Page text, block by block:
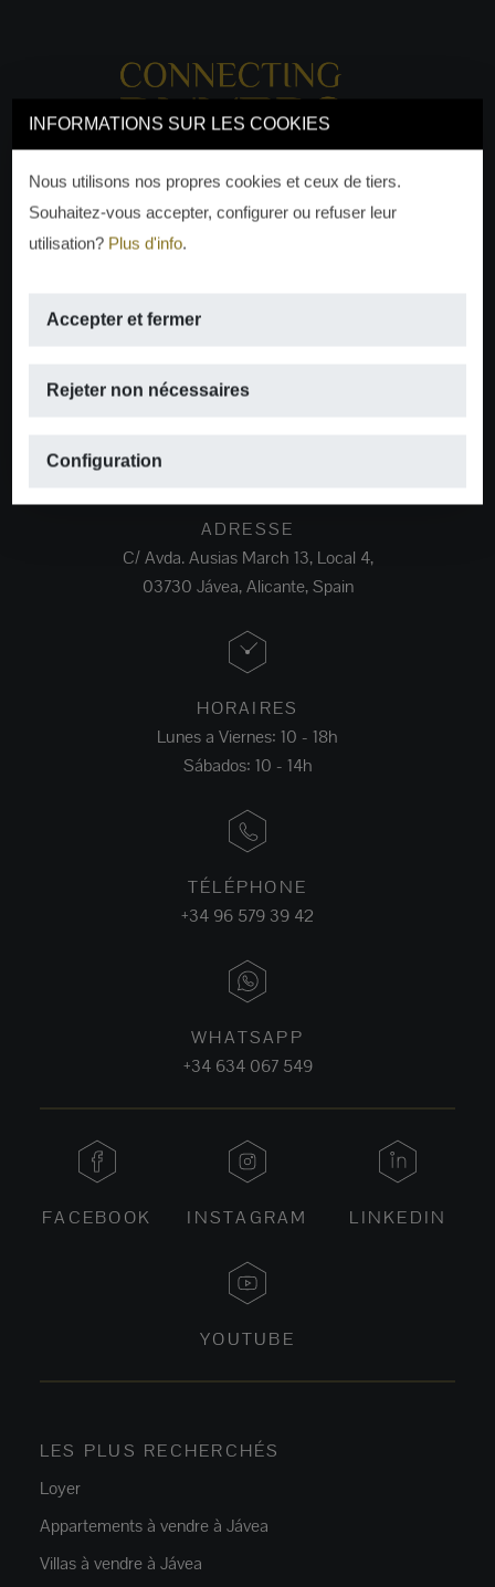
INFORMATIONS SUR LES COOKIES
Nous utilisons nos propres cookies et ceux de tiers.
Souhaitez-vous accepter, configurer ou refuser leur
utilisation? Plus d'info.
Accepter et fermer
Rejeter non nécessaires
Configuration
EMAIL
ADRESSE
C/ Avda. Ausias March 13, Local 4,
03730 Jávea, Alicante, Spain
HORAIRES
Lunes a Viernes: 10 - 18h
Sábados: 10 - 14h
TÉLÉPHONE
+34 96 579 39 42
WHATSAPP
+34 634 067 549
FACEBOOK INSTAGRAM LINKEDIN
YOUTUBE
LES PLUS RECHERCHÉS
Loyer
Appartements à vendre à Jávea
Villas à vendre à Jávea